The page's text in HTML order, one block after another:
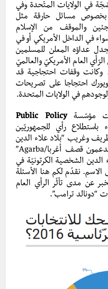
في الولايات المتّحدة وفي
بخصوص مسائل حارقة مثل
والموقف من الإسلام
في الداخل الأمريكي أو في
عداؤه المعلن للمسلمين
العام الأمريكيّ والعالميّ
وقفات احتجاجية قد
احتجاجا على تصريحات
في الولايات المتحدة.
مؤسّسةPublic Policy
باستطلاع رأي للجمهوريّين
وغريب “بلاد علاء الدين
في خطر، 30% من الجمهوريين يدعمون قصف أغربا/Agarba”
الدين الشخصية الكرتونيّة في
نقدّم لكم هنا الأسئلة
عن مدى تأثّر الرأي العام
“دونالد ترامب”.